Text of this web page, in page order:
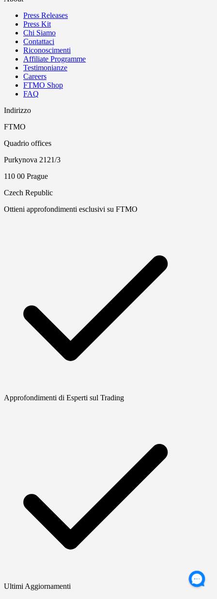
Press Releases
Press Kit
Chi Siamo
Contattaci
Riconoscimenti
Affiliate Programme
Testimonianze
Careers
FTMO Shop
FAQ
Indirizzo
FTMO
Quadrio offices
Purkynova 2121/3
110 00 Prague
Czech Republic
Ottieni approfondimenti esclusivi su FTMO
Approfondimenti di Esperti sul Trading
Ultimi Aggiornamenti